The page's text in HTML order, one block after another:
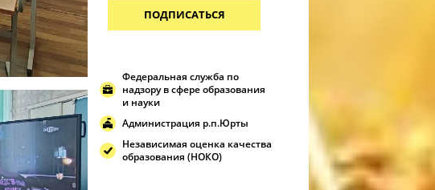
ПОДПИСАТЬСЯ
Федеральная служба по
надзору в сфере образования
и науки
Администрация р.п.Юрты
Независимая оценка качества
образования (НОКО)